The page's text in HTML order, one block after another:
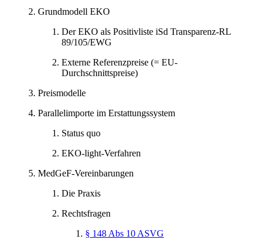
Grundmodell EKO
Der EKO als Positivliste iSd Transparenz-RL
89/105/EWG
Externe Referenzpreise (= EU-
Durchschnittspreise)
Preismodelle
Parallelimporte im Erstattungssystem
Status quo
EKO-light-Verfahren
MedGeF-Vereinbarungen
Die Praxis
Rechtsfragen
§ 148 Abs 10 ASVG